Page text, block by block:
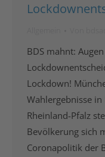
BDS mahnt:
Lockdown!
Wahlergebnisse
Rheinland-Pfalz
Bevölkerung sich
Coronapolitik der